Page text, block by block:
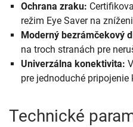
Ochrana zraku:
režim Eye Saver na
Moderný bezrámčekový
na troch stranách pre
Univerzálna konektivita:
pre jednoduché
Technické